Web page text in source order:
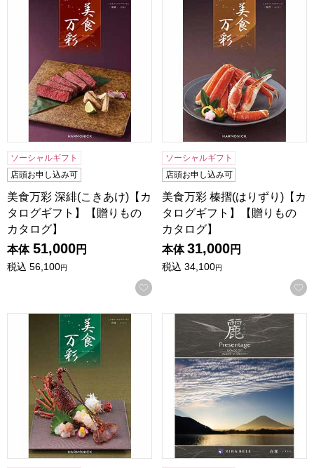
美食万彩 深緋(こきあけ)【カタログギフト】【贈りものカタ
ソーシャルギフト
店頭お申し込み可
美食万彩 深緋(こきあけ)【カ
タログギフト】【贈りもの
カタログ】
本体 51,000円
税込 56,100円
お気に入りに登録する
美食万彩 榛摺(はりずり)【
ソーシャルギフト
店頭お申し込み可
美食万彩 榛摺(はりずり)【カ
タログギフト】【贈りもの
カタログ】
本体 31,000円
税込 34,100円
美食万彩 青漆(せいしつ)【カタログギフト】【贈りものカタ
プレゼンテージ麗 高麗(コウ